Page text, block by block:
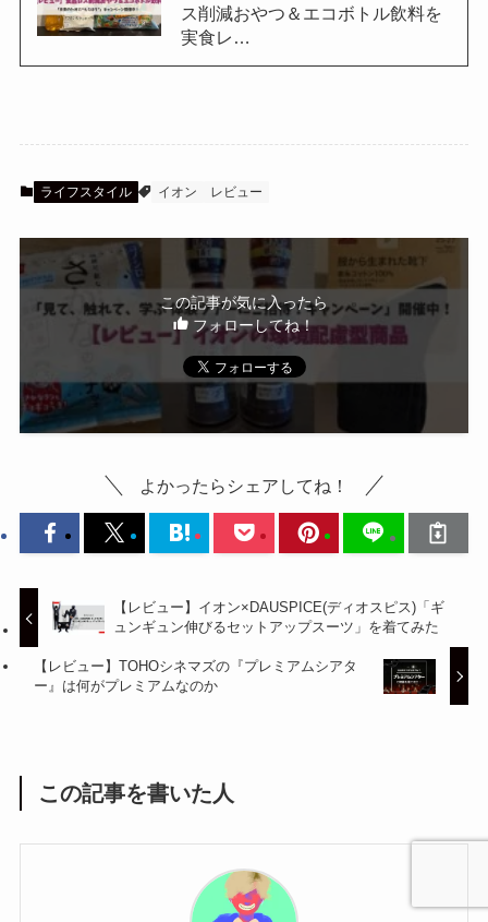
ス削減おやつ＆エコボトル飲料を
実食レ…
ライフスタイル イオン レビュー
この記事が気に入ったら
フォローしてね！
よかったらシェアしてね！
【レビュー】イオン×DAUSPICE(ディオスピス)「ギ
ュンギュン伸びるセットアップスーツ」を着てみた
【レビュー】TOHOシネマズの『プレミアムシアタ
ー』は何がプレミアムなのか
この記事を書いた人